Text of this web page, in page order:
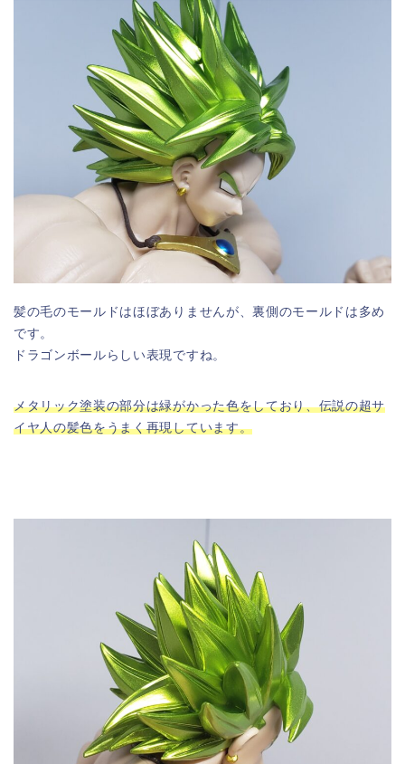
髪の毛のモールドはほぼありませんが、裏側のモールドは多め
です。
ドラゴンボールらしい表現ですね。
メタリック塗装の部分は緑がかった色をしており、伝説の超サ
イヤ人の髪色をうまく再現しています。